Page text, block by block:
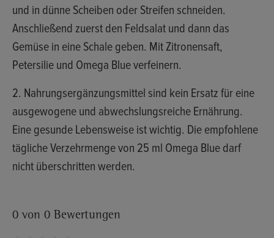
und in dünne Scheiben oder Streifen schneiden.
Anschließend zuerst den Feldsalat und dann das
Gemüse in eine Schale geben. Mit Zitronensaft,
Petersilie und Omega Blue verfeinern.
2. Nahrungsergänzungsmittel sind kein Ersatz für eine
ausgewogene und abwechslungsreiche Ernährung.
Eine gesunde Lebensweise ist wichtig. Die empfohlene
tägliche Verzehrmenge von 25 ml Omega Blue darf
nicht überschritten werden.
0 von 0 Bewertungen